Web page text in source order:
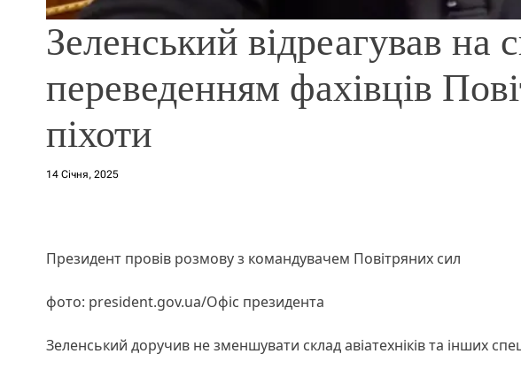
Зеленський відреагував на
переведенням фахівців
піхоти
14 Січня, 2025
Президент провів розмову з командувачем Повітряних сил
фото: president.gov.ua/Офіс президента
Зеленський доручив не зменшувати склад авіатехніків та інших